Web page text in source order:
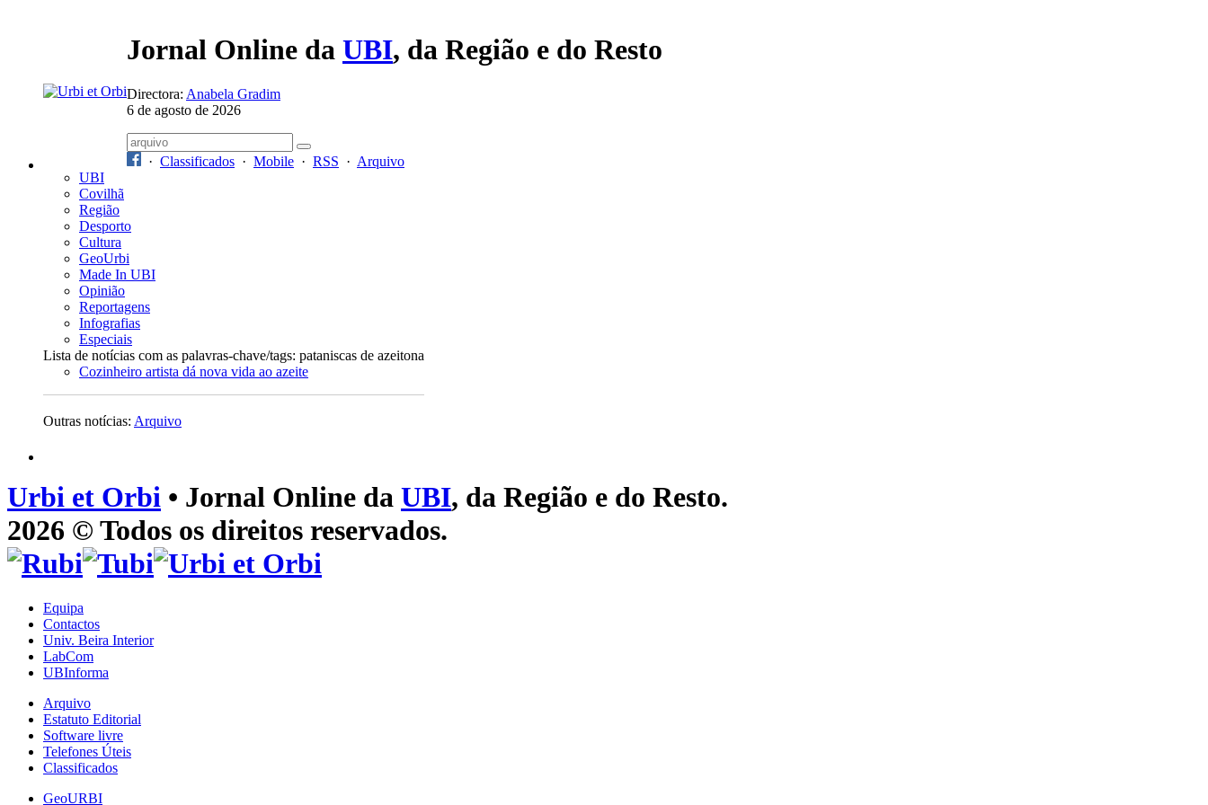
Jornal Online da UBI, da Região e do Resto
Directora: Anabela Gradim
6 de agosto de 2026
· Classificados · Mobile · RSS · Arquivo
UBI
Covilhã
Região
Desporto
Cultura
GeoUrbi
Made In UBI
Opinião
Reportagens
Infografias
Especiais
Lista de notícias com as palavras-chave/tags: pataniscas de azeitona
Cozinheiro artista dá nova vida ao azeite
Outras notícias: Arquivo
Urbi et Orbi • Jornal Online da UBI, da Região e do Resto.
2026 © Todos os direitos reservados.
Equipa
Contactos
Univ. Beira Interior
LabCom
UBInforma
Arquivo
Estatuto Editorial
Software livre
Telefones Úteis
Classificados
GeoURBI